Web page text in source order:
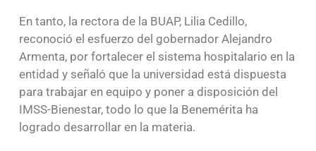
En tanto, la rectora de la BUAP, Lilia Cedillo,
reconoció el esfuerzo del gobernador Alejandro
Armenta, por fortalecer el sistema hospitalario en la
entidad y señaló que la universidad está dispuesta
para trabajar en equipo y poner a disposición del
IMSS-Bienestar, todo lo que la Benemérita ha
logrado desarrollar en la materia.